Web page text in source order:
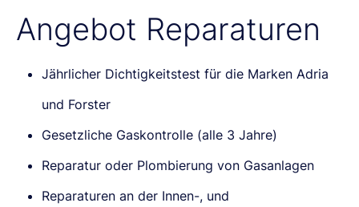
Angebot Reparaturen
Jährlicher Dichtigkeitstest für die Marken Adria
und Forster
Gesetzliche Gaskontrolle (alle 3 Jahre)
Reparatur oder Plombierung von Gasanlagen
Reparaturen an der Innen-, und